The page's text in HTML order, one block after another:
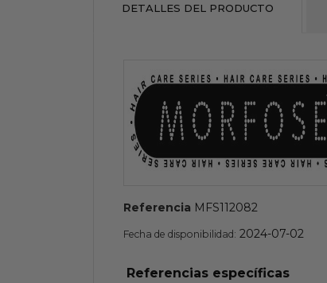
DETALLES DEL PRODUCTO
Referencia MFS112082
Fecha de disponibilidad: 2024-07-02
Referencias específicas